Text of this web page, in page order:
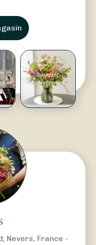
Bouquet
Anniversaire
Nevers, France -